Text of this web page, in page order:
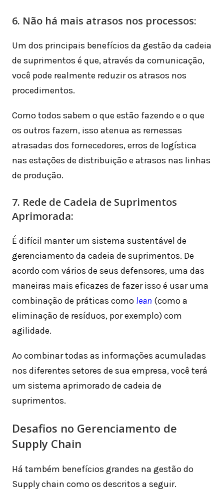
6. Não há mais atrasos nos processos:
Um dos principais benefícios da gestão da cadeia
de suprimentos é que, através da comunicação,
você pode realmente reduzir os atrasos nos
procedimentos.
Como todos sabem o que estão fazendo e o que
os outros fazem, isso atenua as remessas
atrasadas dos fornecedores, erros de logística
nas estações de distribuição e atrasos nas linhas
de produção.
7. Rede de Cadeia de Suprimentos
Aprimorada:
É difícil manter um sistema sustentável de
gerenciamento da cadeia de suprimentos. De
acordo com vários de seus defensores, uma das
maneiras mais eficazes de fazer isso é usar uma
combinação de práticas como lean (como a
eliminação de resíduos, por exemplo) com
agilidade.
Ao combinar todas as informações acumuladas
nos diferentes setores de sua empresa, você terá
um sistema aprimorado de cadeia de
suprimentos.
Desafios no Gerenciamento de
Supply Chain
Há também benefícios grandes na gestão do
Supply chain como os descritos a seguir.